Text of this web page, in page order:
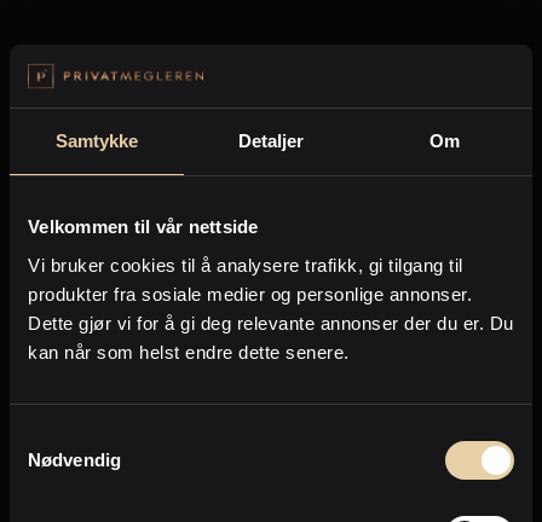
Samtykke Detaljer Om
Velkommen til vår nettside
Vi bruker cookies til å analysere trafikk, gi tilgang til
produkter fra sosiale medier og personlige annonser.
Dette gjør vi for å gi deg relevante annonser der du er. Du
kan når som helst endre dette senere.
Nødvendig
Om oss
Personvern
Eiendom til salgs
Ingen eiendommer funnet..